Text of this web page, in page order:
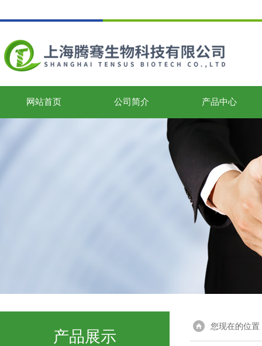
网站首页 公司简介 产品中心
产品展示
您现在的位置